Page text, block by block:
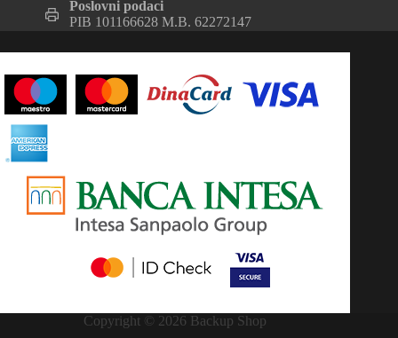
Poslovni podaci
PIB 101166628 M.B. 62272147
Copyright © 2026 Backup Shop